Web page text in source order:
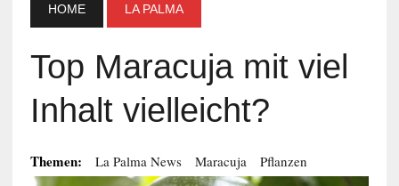
HOME LA PALMA
Top Maracuja mit viel
Inhalt vielleicht?
Themen: La Palma News Maracuja Pflanzen